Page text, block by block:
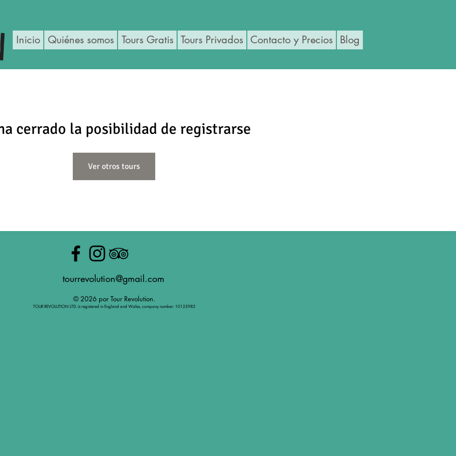
Inicio Quiénes somos Tours Gratis Tours Privados Contacto y Precios Blog
cerrado la posibilidad de registrarse
Ver otros tours
tourrevolution@gmail.com
© 2026 por Tour Revolution.
TOUR REVOLUTION LTD. is registered in England and Wales, company number: 10125982